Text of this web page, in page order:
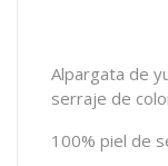
Alpargata de
serraje de
100% piel de